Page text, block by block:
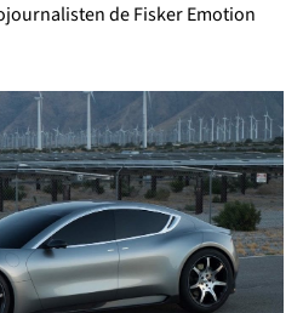
de Fisker Emotion